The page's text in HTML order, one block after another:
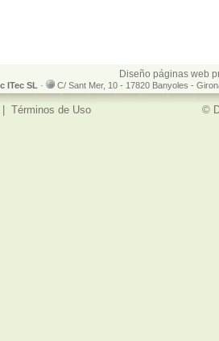
Diseño páginas web
ITec SL · C/ Sant Mer, 10 - 17820 Banyoles -
Términos de Uso ©